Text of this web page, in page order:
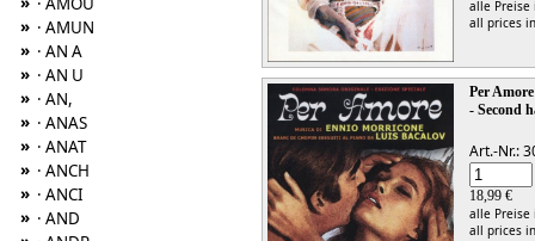
» · AMUN
» · AN A
» · AN U
» · AN,
» · ANAS
» · ANAT
» · ANCH
» · ANCI
» · AND
alle
all prices
Per
- Second
Art.-Nr.:
18,99 €
alle
all prices